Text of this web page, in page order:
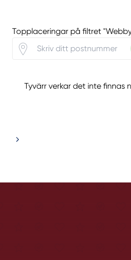
Topplaceringar på filtret
Tyvärr verkar det inte